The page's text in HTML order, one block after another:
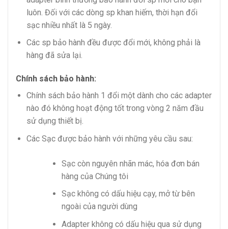
luôn. Đối với các dòng sp khan hiếm, thời hạn đổi
sạc nhiều nhất là 5 ngày.
Các sp bảo hành đều được đổi mới, không phải là
hàng đã sửa lại.
Chính sách bảo hành:
Chính sách bảo hành 1 đổi một dành cho các adapter
nào đó không hoạt động tốt trong vòng 2 năm đầu
sử dụng thiết bị.
Các Sạc được bảo hành với những yêu cầu sau:
Sạc còn nguyên nhãn mác, hóa đơn bán
hàng của Chúng tôi
Sạc không có dấu hiệu cạy, mở từ bên
ngoài của người dùng
Adapter không có dấu hiệu qua sử dụng